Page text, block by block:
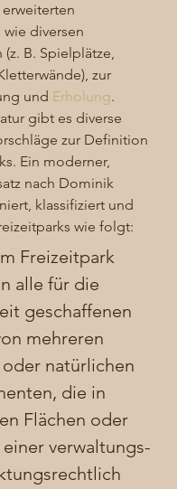
diversen
B. Spielplätze,
zur
und Erholung.
gibt es diverse
zur Definition
Ein moderner,
nach Dominik
klassifiziert und
wie folgt:
Freizeitpark
alle für die
geschaffenen
mehreren
natürlichen
die in
Flächen oder
einer verwaltungs-